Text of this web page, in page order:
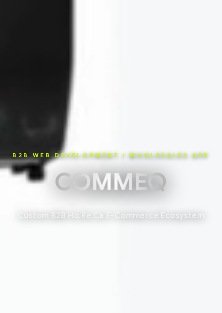
B2B WEB DEVELOPMENT / WHOLESALES APP
COMMEQ
Custom B2B Ho.Re.Ca E-Commerce Ecosystem